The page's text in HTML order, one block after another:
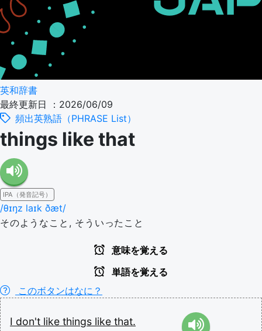
英和辞書
最終更新日 ：2026/06/09
頻出英熟語（PHRASE List）
things like that
IPA（発音記号）
/θɪŋz laɪk ðæt/
そのようなこと, そういったこと
意味を覚える
単語を覚える
このボタンはなに？
I don't like things like that.